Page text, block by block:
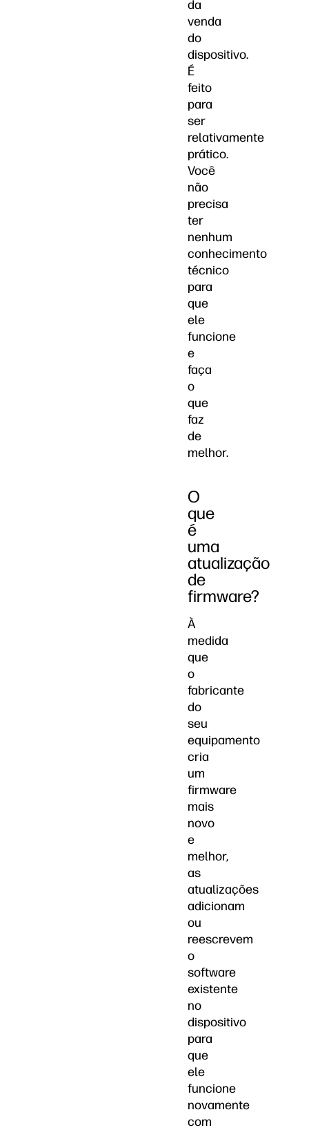
da
venda
do
dispositivo.
É
feito
para
ser
relativamente
prático.
Você
não
precisa
ter
nenhum
conhecimento
técnico
para
que
ele
funcione
e
faça
o
que
faz
de
melhor.
O
que
é
uma
atualização
de
firmware?
À
medida
que
o
fabricante
do
seu
equipamento
cria
um
firmware
mais
novo
e
melhor,
as
atualizações
adicionam
ou
reescrevem
o
software
existente
no
dispositivo
para
que
ele
funcione
novamente
com